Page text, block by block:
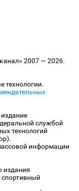
2007 — 2026.
технологии.
службой
технологий
информации
издания